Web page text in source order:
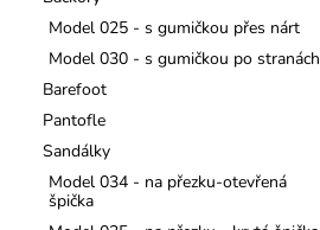
Model 025 - s gumičkou přes nárt
Model 030 - s gumičkou po stranách
Barefoot
Pantofle
Sandálky
Model 034 - na přezku-otevřená
špička